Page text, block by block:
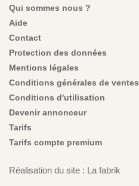
Qui sommes nous ?
Aide
Contact
Protection des données
Mentions légales
Conditions générales de ventes
Conditions d'utilisation
Devenir annonceur
Tarifs
Tarifs compte premium
Réalisation du site : La fabrik